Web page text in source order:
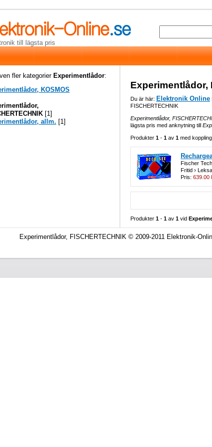
till lägsta pris
Experimentlådor,
Du är här: Elektronik Online
FISCHERTECHNIK
Experimentlådor,
lägsta pris med anknytning till
Produkter 1 - 1 av 1 med
Fischer
Fritid ›
Pris: 639.00
Produkter 1 - 1 av 1 vid
fler kategorier Experimentlådor:
KOSMOS
[1]
allm. [1]
Experimentlådor, FISCHERTECHNIK © 2009-2011 Elektronik-